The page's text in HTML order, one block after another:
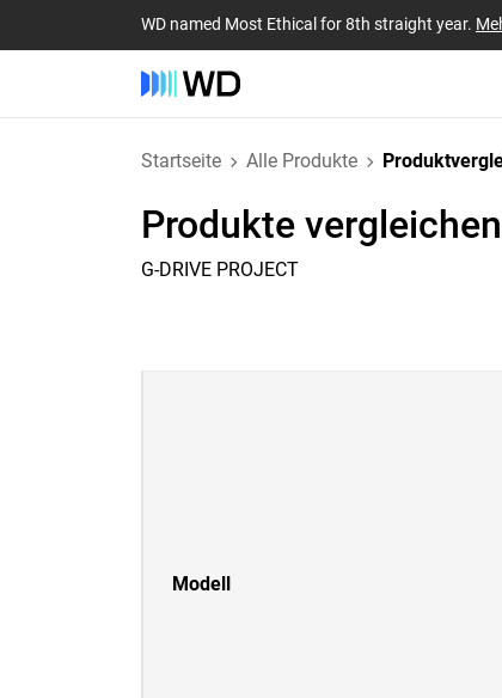
WD named Most Ethical for 8th straight year.
Startseite Alle Produkte
Produkte vergleichen
G-DRIVE PROJECT
Modell